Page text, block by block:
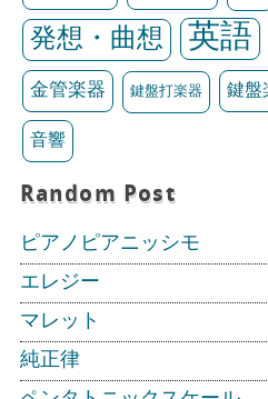
発想・曲想 英語
金管楽器 鍵盤打楽器 鍵盤
音響
Random Post
ピアノピアニッシモ
エレジー
マレット
純正律